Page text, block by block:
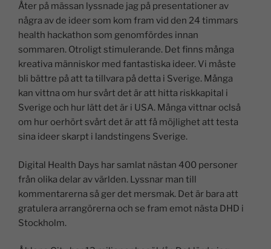
Åter på mässan lyssnade jag på presentationer av
några av de ideer som kom fram vid den 24 timmars
health hackathon som genomfördes innan
sommaren. Otroligt stimulerande. Det finns många
kreativa människor med fantastiska ideer. Vi måste
bli bättre på att ta tillvara på detta i Sverige. Många
kan vittna om hur svårt det är att hitta riskkapital i
Sverige och hur lätt det är i USA. Många vittnar oclså
om hur oerhört svårt det är att få möjlighet att testa
sina ideer skarpt i landstingens Sverige.
Digital Health Days har samlat nästan 400 personer
från olika delar av världen. Lyssnar man till
kommentarerna så ger det mersmak. Det är bara att
gratulera arrangörerna och se fram emot nästa DHD i
Stockholm.